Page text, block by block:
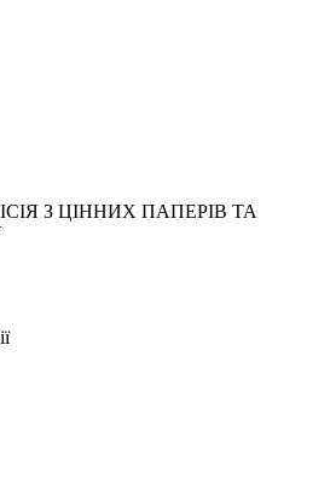
З ЦІННИХ ПАПЕРІВ ТА